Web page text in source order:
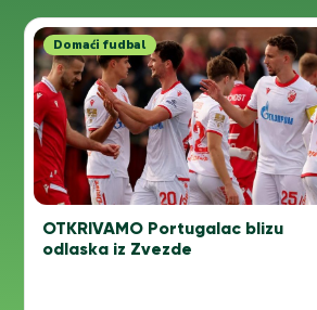
Domaći fudbal
OTKRIVAMO Portugalac blizu
odlaska iz Zvezde